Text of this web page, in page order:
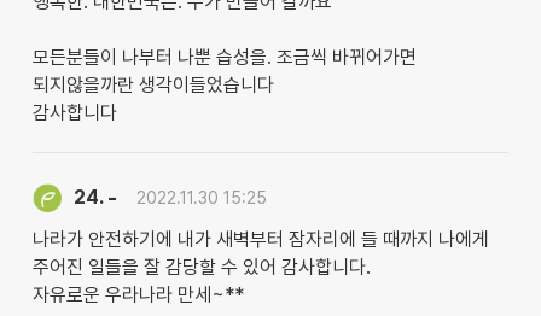
모든분들이 나부터 나뿐 습성을. 조금씩 바뀌어가면
되지않을까란 생각이들었습니다
감사합니다
24. - 2022.11.30 15:25
나라가 안전하기에 내가 새벽부터 잠자리에 들 때까지 나에게
주어진 일들을 잘 감당할 수 있어 감사합니다.
자유로운 우라나라 만세~**